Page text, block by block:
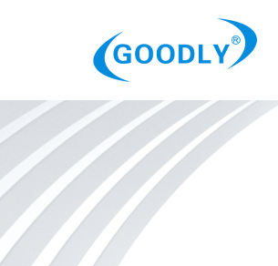
ОТРАСЛИ
Категория
Новости
Контакты